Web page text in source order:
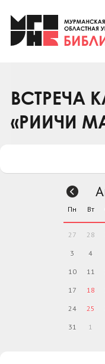
Клуб «Гиря
Клуб
Коллегам
Контакты
ВСТРЕЧА
«РИИЧИ
Пн Вт
27 28
3 4
10 11
17 18
24 25
31 1